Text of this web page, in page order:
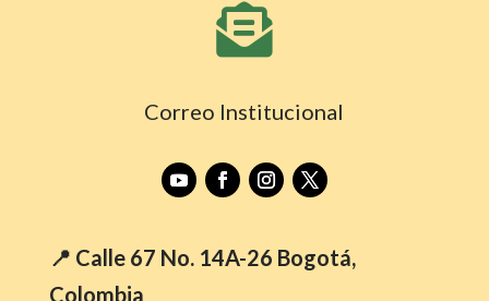

Correo Institucional
📍 Calle 67 No. 14A-26 Bogotá,
Colombia